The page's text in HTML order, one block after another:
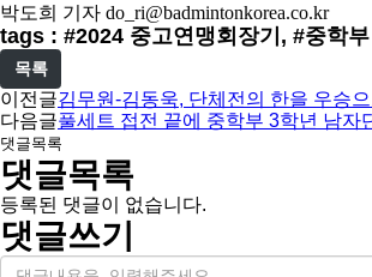
박도희 기자 do_ri@badmintonkorea.co.kr
tags : #2024 중고연맹회장기, #중학
목록
이전글김무원-김동욱, 단체전의 한을 우승
다음글풀세트 접전 끝에 중학부 3학년 남자
댓글목록
댓글목록
등록된 댓글이 없습니다.
댓글쓰기
내